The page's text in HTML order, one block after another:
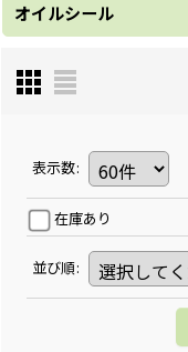
オイルシール
表示数:
在庫あり
並び順: